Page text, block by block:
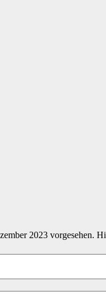
2023 vorgesehen.